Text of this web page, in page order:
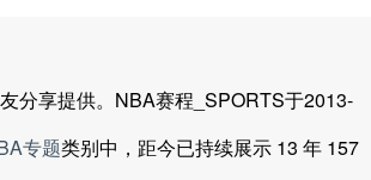
享提供。NBA赛程_SPORTS于2013-
专题类别中，距今已持续展示 13 年 157